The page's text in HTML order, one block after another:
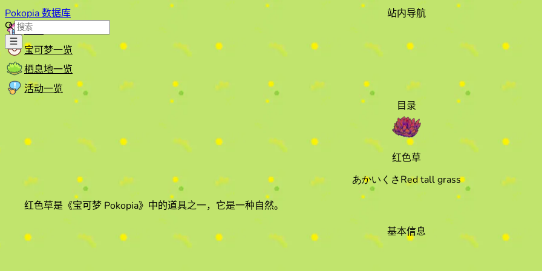
Pokopia 数据库
站内导航
首页
宝可梦一览
栖息地一览
活动一览
目录
红色草
あかいくさRed tall grass
红色草是《宝可梦 Pokopia》中的道具之一，它是一种自然。
基本信息